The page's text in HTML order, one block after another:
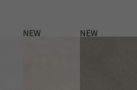
NEW NEW